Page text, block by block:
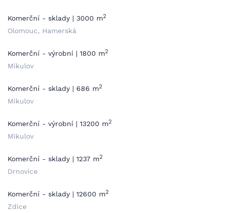
Komerční - sklady | 3000 m2
Olomouc, Hamerská
Komerční - výrobní | 1800 m2
Mikulov
Komerční - sklady | 686 m2
Mikulov
Komerční - výrobní | 13200 m2
Mikulov
Komerční - sklady | 1237 m2
Drnovice
Komerční - sklady | 12600 m2
Zdice